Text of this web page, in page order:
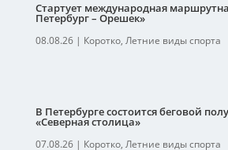
Стартует международная
Петербург – Орешек»
08.08.26| Коротко, Летние виды спорта
В Петербурге состоится беговой
«Северная столица»
07.08.26| Коротко, Летние виды спорта